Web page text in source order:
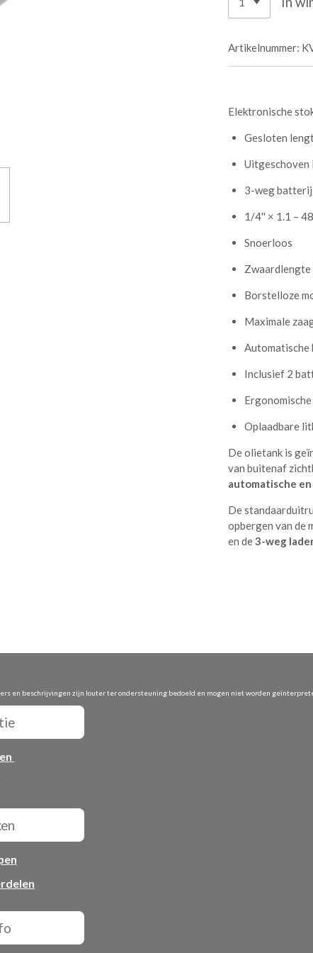
Artikelnummer:
Elektronische
Gesloten
Uitgeschoven
3-weg
1/4'' × 1.1 –
Snoerloos
Zwaardlengte
Borstelloze
Maximale
Inclusief 2
Oplaadbare
De olietank is
van buitenaf
automatische
De
opbergen van de
en de3-weg
en beschrijvingen zijn louter ter ondersteuning bedoeld en mogen niet worden